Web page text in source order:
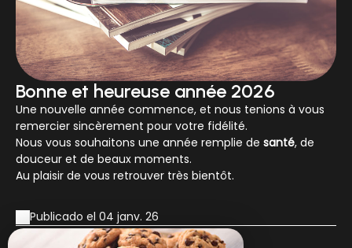
Bonne et heureuse année 2026
Une nouvelle année commence, et nous tenions à vous
remercier sincèrement pour votre fidélité.
Nous vous souhaitons une année remplie de santé, de
douceur et de beaux moments.
Au plaisir de vous retrouver très bientôt.
Publicado el 04 janv. 26